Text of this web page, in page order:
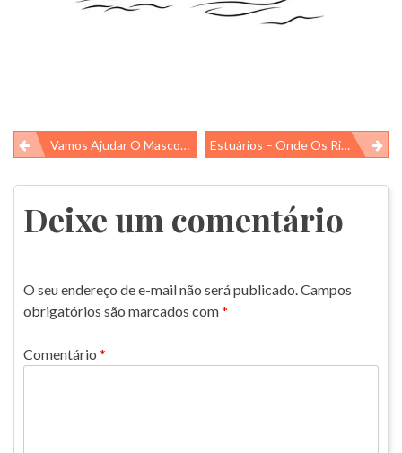
Navegação
de
Post
Vamos Ajudar O Mascote Da IGUi A Chegar Até A Piscina? Estuários – Onde Os Rios Se Encontram Com O Mar
Deixe um comentário
O seu endereço de e-mail não será publicado.Campos
obrigatórios são marcados com*
Comentário *